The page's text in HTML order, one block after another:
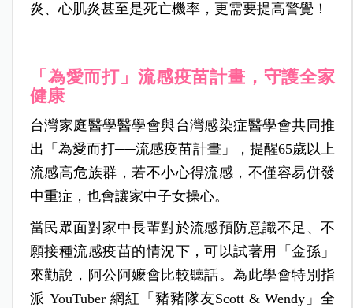
炎、心肌炎甚至是死亡機率，更需要提高警覺！
「為愛而打」流感疫苗計畫，守護全家
健康
台灣家庭醫學醫學會與台灣感染症醫學會共同推
出「為愛而打──流感疫苗計畫」，提醒65歲以上
流感高危族群，若不小心得流感，不僅容易併發
中重症，也會讓家中子女操心。
當民眾面對家中長輩對於流感預防意識不足、不
願接種流感疫苗的情況下，可以試著用「金孫」
來勸說，阿公阿嬤會比較聽話。為此學會特別指
派 YouTuber 網紅「豬豬隊友Scott & Wendy」全